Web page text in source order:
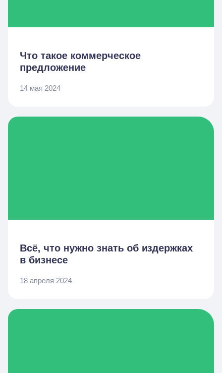
Что такое коммерческое
предложение
14 мая 2024
Всё, что нужно знать об издержках
в бизнесе
18 апреля 2024